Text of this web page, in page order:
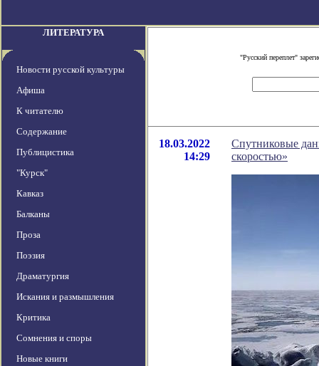
ЛИТЕРАТУРА
Новости русской культуры
Афиша
К читателю
Содержание
Публицистика
"Курск"
Кавказ
Балканы
Проза
Поэзия
Драматургия
Искания и размышления
Критика
Сомнения и споры
Новые книги
"Русский переплет"
18.03.2022
14:29
Спутниковые
скоростью»